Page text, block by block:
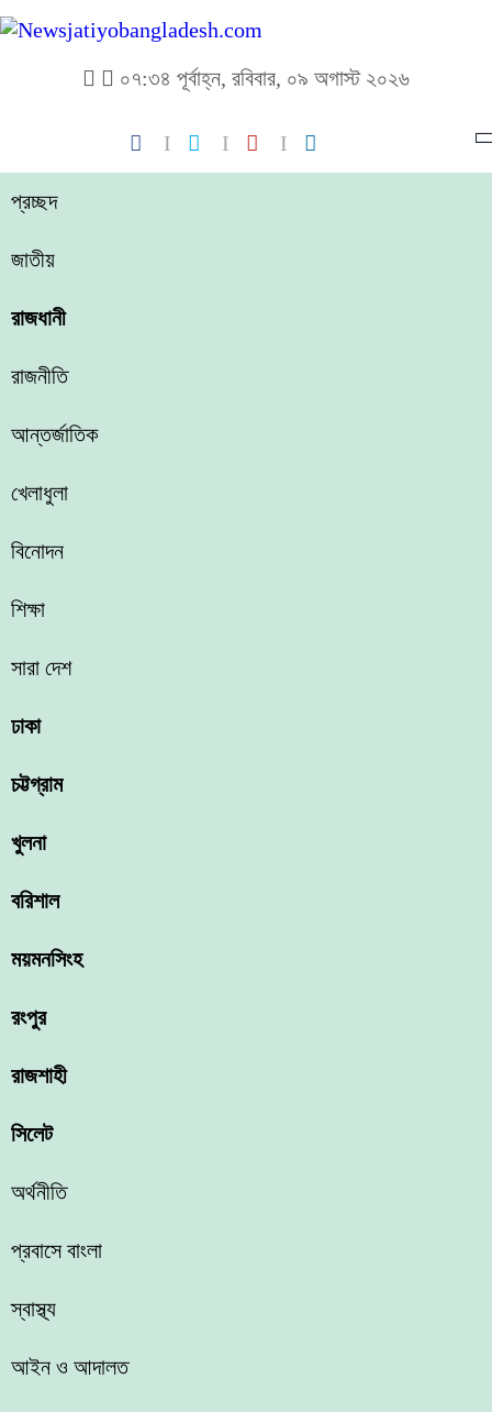
০৭:৩৪ পূর্বাহ্ন, রবিবার, ০৯ অগাস্ট ২০২৬
প্রচ্ছদ
জাতীয়
রাজধানী
রাজনীতি
আন্তর্জাতিক
খেলাধুলা
বিনোদন
শিক্ষা
সারা দেশ
ঢাকা
চট্টগ্রাম
খুলনা
বরিশাল
ময়মনসিংহ
রংপুর
রাজশাহী
সিলেট
অর্থনীতি
প্রবাসে বাংলা
স্বাস্থ্য
আইন ও আদালত